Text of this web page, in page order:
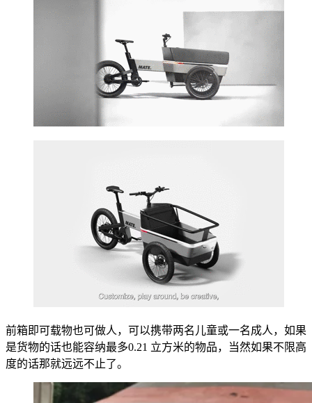
前箱即可载物也可做人，可以携带两名儿童或一名成人，如果
是货物的话也能容纳最多0.21 立方米的物品，当然如果不限高
度的话那就远远不止了。